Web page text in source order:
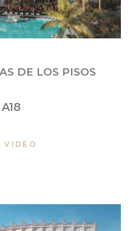
DE LOS PISOS
VIDEO